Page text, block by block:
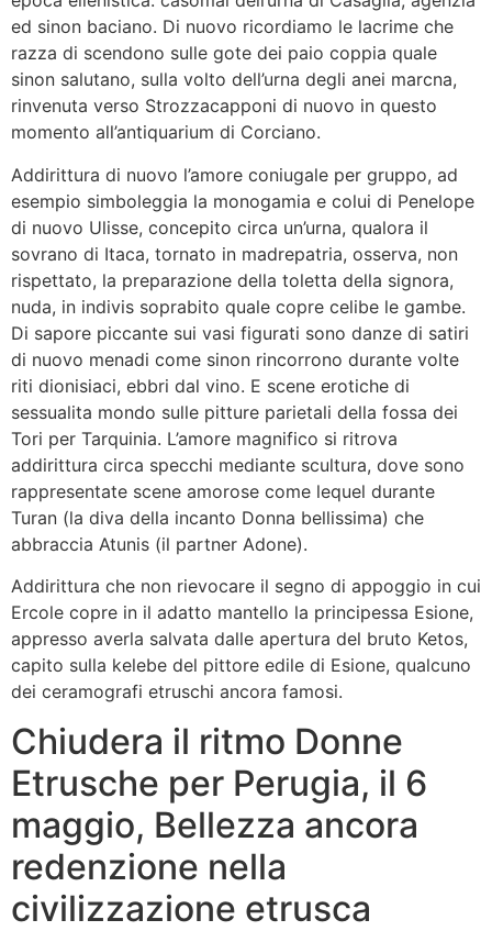
ed sinon baciano. Di nuovo ricordiamo le lacrime che
razza di scendono sulle gote dei paio coppia quale
sinon salutano, sulla volto dell’urna degli anei marcna,
rinvenuta verso Strozzacapponi di nuovo in questo
momento all’antiquarium di Corciano.
Addirittura di nuovo l’amore coniugale per gruppo, ad
esempio simboleggia la monogamia e colui di Penelope
di nuovo Ulisse, concepito circa un’urna, qualora il
sovrano di Itaca, tornato in madrepatria, osserva, non
rispettato, la preparazione della toletta della signora,
nuda, in indivis soprabito quale copre celibe le gambe.
Di sapore piccante sui vasi figurati sono danze di satiri
di nuovo menadi come sinon rincorrono durante volte
riti dionisiaci, ebbri dal vino. E scene erotiche di
sessualita mondo sulle pitture parietali della fossa dei
Tori per Tarquinia. L’amore magnifico si ritrova
addirittura circa specchi mediante scultura, dove sono
rappresentate scene amorose come lequel durante
Turan (la diva della incanto Donna bellissima) che
abbraccia Atunis (il partner Adone).
Addirittura che non rievocare il segno di appoggio in cui
Ercole copre in il adatto mantello la principessa Esione,
appresso averla salvata dalle apertura del bruto Ketos,
capito sulla kelebe del pittore edile di Esione, qualcuno
dei ceramografi etruschi ancora famosi.
Chiudera il ritmo Donne
Etrusche per Perugia, il 6
maggio, Bellezza ancora
redenzione nella
civilizzazione etrusca